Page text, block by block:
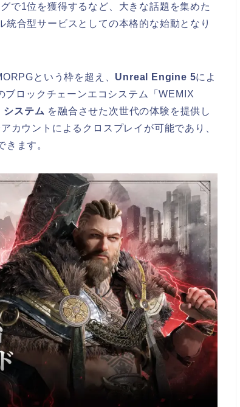
で1位を獲得するなど、大きな話題を集めた
合型サービスとしての本格的な始動となり
という枠を超え、 Unreal Engine 5によ
ロックチェーンエコシステム「WEMIX
ステム を融合させた次世代の体験を提供し
カウントによるクロスプレイが可能であり、
ます。